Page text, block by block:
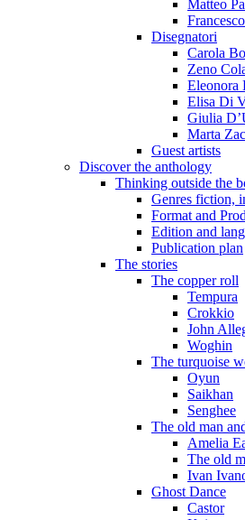
Matteo
Disegnatori
Carola
Zeno
Eleonora
Elisa Di
Giulia
Marta
Guest artists
Discover the anthology
Thinking outside the
Genres fiction,
Format and
Edition and
Publication plan
The stories
The copper roll
Tempura
Crokkio
John
Woghin
The turquoise
Oyun
Saikhan
Senghee
The old man
Amelia
The old
Ivan
Ghost Dance
Castor